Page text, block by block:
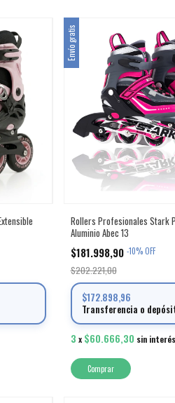
Envío gratis
Rollers Profesionales Stark
Aluminio Abec 13
$181.998,90 -10%OFF
$202.221,00
$172.898,96
Transferencia o
3 x $60.666,30 sin interés
Comprar